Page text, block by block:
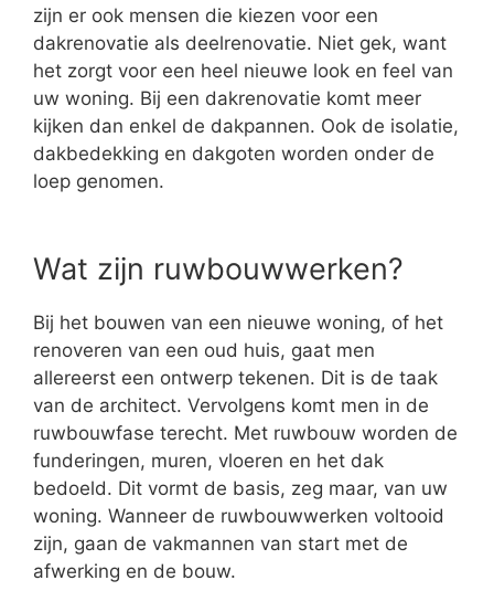
zijn er ook mensen die kiezen voor een
dakrenovatie als deelrenovatie. Niet gek, want
het zorgt voor een heel nieuwe look en feel van
uw woning. Bij een dakrenovatie komt meer
kijken dan enkel de dakpannen. Ook de isolatie,
dakbedekking en dakgoten worden onder de
loep genomen.
Wat zijn ruwbouwwerken?
Bij het bouwen van een nieuwe woning, of het
renoveren van een oud huis, gaat men
allereerst een ontwerp tekenen. Dit is de taak
van de architect. Vervolgens komt men in de
ruwbouwfase terecht. Met ruwbouw worden de
funderingen, muren, vloeren en het dak
bedoeld. Dit vormt de basis, zeg maar, van uw
woning. Wanneer de ruwbouwwerken voltooid
zijn, gaan de vakmannen van start met de
afwerking en de bouw.